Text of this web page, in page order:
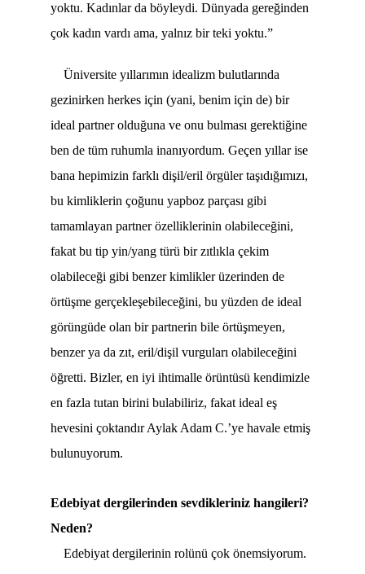
yoktu. Kadınlar da böyleydi. Dünyada gereğinden
çok kadın vardı ama, yalnız bir teki yoktu.”
Üniversite yıllarımın idealizm bulutlarında
gezinirken herkes için (yani, benim için de) bir
ideal partner olduğuna ve onu bulması gerektiğine
ben de tüm ruhumla inanıyordum. Geçen yıllar ise
bana hepimizin farklı dişil/eril örgüler taşıdığımızı,
bu kimliklerin çoğunu yapboz parçası gibi
tamamlayan partner özelliklerinin olabileceğini,
fakat bu tip yin/yang türü bir zıtlıkla çekim
olabileceği gibi benzer kimlikler üzerinden de
örtüşme gerçekleşebileceğini, bu yüzden de ideal
görüngüde olan bir partnerin bile örtüşmeyen,
benzer ya da zıt, eril/dişil vurguları olabileceğini
öğretti. Bizler, en iyi ihtimalle örüntüsü kendimizle
en fazla tutan birini bulabiliriz, fakat ideal eş
hevesini çoktandır Aylak Adam C.’ye havale etmiş
bulunuyorum.
Edebiyat dergilerinden sevdikleriniz hangileri?
Neden?
Edebiyat dergilerinin rolünü çok önemsiyorum.